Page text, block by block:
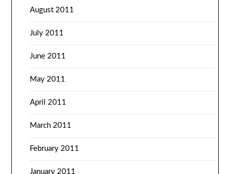
August 2011
July 2011
June 2011
May 2011
April 2011
March 2011
February 2011
January 2011